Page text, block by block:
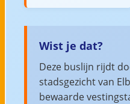
Wist je dat?
Deze buslijn rijdt
stadsgezicht van
bewaarde